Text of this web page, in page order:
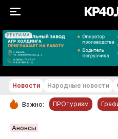
РЕКЛАМА
РУБРИКИ
Новости Народные новости
Важно: ПРОтуризм
Анонсы